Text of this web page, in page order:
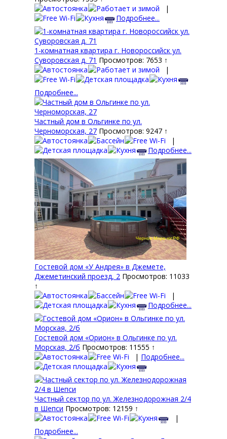
|
Подробнее...
1-комнатная квартира г. Новороссийск ул.
Суворовская д. 71 Просмотров: 7653 ↑
|
Подробнее...
Частный дом в Ольгинке по ул.
Черноморская, 27 Просмотров: 9247 ↑
|
Подробнее...
Гостевой дом «У Андрея» в Джемете,
Джеметинский проезд, 2 Просмотров: 11033
↑
|
Подробнее...
Гостевой дом «Орион» в Ольгинке по ул.
Морская, 2/б Просмотров: 11555 ↑
| Подробнее...
Частный сектор по ул. Железнодорожная 2/4
в Шепси Просмотров: 12159 ↑
|
Подробнее...